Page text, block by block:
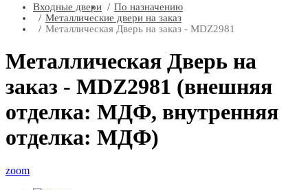
Входные двери
По назначению
Металлические двери на заказ
Металлическая Дверь на заказ - MDZ2981
Металлическая Дверь на
заказ - MDZ2981 (внешняя
отделка: МДФ, внутренняя
отделка: МДФ)
zoom